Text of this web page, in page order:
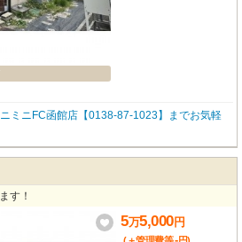
ニミニFC函館店【0138-87-1023】までお気軽
す！
5万5,000円